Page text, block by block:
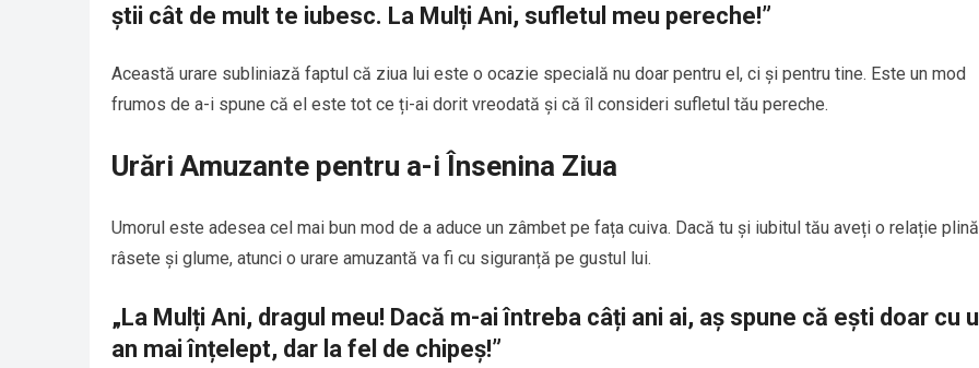
știi cât de mult te iubesc. La Mulți Ani, sufletul meu pereche!”
Această urare subliniază faptul că ziua lui este o ocazie specială nu doar pentru el, ci și pentru tine. Este un mod
frumos de a-i spune că el este tot ce ți-ai dorit vreodată și că îl consideri sufletul tău pereche.
Urări Amuzante pentru a-i Însenina Ziua
Umorul este adesea cel mai bun mod de a aduce un zâmbet pe fața cuiva. Dacă tu și iubitul tău aveți o relație
râsete și glume, atunci o urare amuzantă va fi cu siguranță pe gustul lui.
„La Mulți Ani, dragul meu! Dacă m-ai întreba câți ani ai, aș spune că ești doar cu
an mai înțelept, dar la fel de chipeș!”